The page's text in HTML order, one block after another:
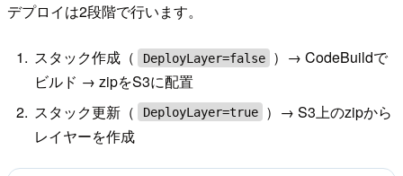
デプロイは2段階で行います。
スタック作成（ DeployLayer=false
）→ CodeBuildで
ビルド → zipをS3に配置
スタック更新（
DeployLayer=true
）→ S3上のzipから
レイヤーを作成